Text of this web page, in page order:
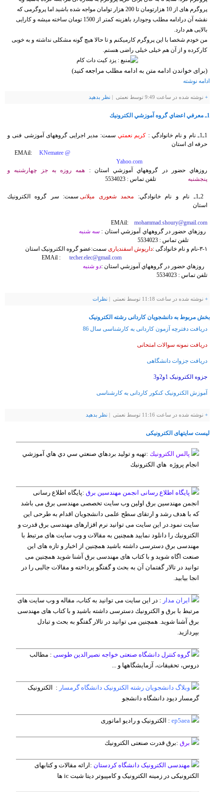
پروگرم های از 10 هزارتومان تا 200 هزار توامان مواجه شده باشید اما پروگرمی که
نقشه آن درادامه مطلب وجودارد باهزینه کمتر از 1500 تومان ساخته میشه و کارایی
بالایی هم دارد.
من خودم شخصا با این پروگرم کارمیکنم و تا حالا هیچ گونه مشکلی نداشته و به خوبی
کارکرده و از آن هم خیلی خیلی راضی هستم.
(برای خواندن ادامه متن به ادامه مطلب مراجعه کنید)
ادامه نوشته
+ نوشته شده در ساعت 9:49 توسط نعمتی | نظر بدهيد
1ـ معرفي اعضاي گروه آموزشي الكترونيك
1ـ1ـ نام و نام خانوادگي : كريم نعمتيسمت: مدیر اجرایی گروههای آموزشی فنی و
حرفه ای استان
EMAil: KNematee @
Yahoo.com
روزهاي حضور در گروههاي آموزشي استان : همه روزه به جز چهارشنبه و
پنجشنبه
تلفن تماس : 5534023
2ـ1ـ نام و نام خانوادگي: محمد شعوری میلانیسمت: سر گروه الكترونيك
استان
EMAil: mohammad.shoury@gmail.com
روزهاي حضور در گروههاي آموزشي استان : سه شنبه
تلفن تماس : 5534023
۳-۱-نام و نام خانوادگی :
داریوش اسفندیاری سمت:عضو گروه الکترونیک استان
techer.elec@gmail.com
روزهاي حضور در گروههاي آموزشي استان :دو شنبه
تلفن تماس : 5534023
+ نوشته شده در ساعت 11:18 توسط نعمتی | نظرات
بخش مربوط به دانشجویان کاردانی رشته الکترونیک
دریافت دفترچه آزمون کاردانی به کارشناسی سال 86
دریافت نمونه سوالات امتحانی
دریافت جزوات دانشگاهی
جزوه الکترونیک 1و2و3
آموزش الکترونیک کنکور کاردانی به کارشناسی
+ نوشته شده در ساعت 11:16 توسط نعمتی | نظر بدهيد
لیست سایتهای الکترونیکی
پالس الكترونيك :تهيه و توليد بردهاي صنعتي سي دي هاي آموزشي
انجام پروژه هاي الكترونيك
پایگاه اطلاع رسانی انجمن مهندسین برق :پایگاه اطلاع رسانی
انجمن مهندسین برق اولین وب سایت تخصصی مهندسی برق می باشد
كه با هدف رشد و ارتقای سطح علمی دانشجویان اقدام به طرحی این
سایت نمود.در این سایت می توانید نرم افزارهای مهندسی برق قدرت و
الكترونیك را دانلود نمایید همچنین به مقالات و وب سایت های مرتبط با
مهندسی برق دسترسی داشته باشید همچنین از اخبار و تازه های این
صنعت اگاه شوید و با کتاب های مهندسی برق آشنا شوید همچنین می
توانید در تالار گفتمان آن به بحث و گفتگو پرداخته و مقالات جالبی را در
انجا بیابید.
ایران مدار : در این سایت می توانید به كتاب، مقاله و وب سایت های
مرتبط با برق و الكترونیك دسترسی داشته باشید و با کتاب های مهندسی
برق آشنا شوید. همچنین می توانید در تالار گفتگو به بحث و تبادل
بپردازید.
گروه کنترل دانشگاه صنعتی خواجه نصیرالدین طوسی : مطالب
دروس، تحقیقات، آزمایشگاهها و ...
وبلاگ دانشجویان رشته الکترونیک دانشگاه گرمسار : الکترونیک
گرمسار دیود دانشگاه دانشجو
ep5aea
: الکترونیک و رادیو اماتوری
برق :برق قدرت صنعتى الكترونیك
مهندسی الکترونیک دانشگاه کردستان : ارائه مقالات و کتابهای
الکترونیکی در زمینه الکترونیک و کامپیوتر دیتا شیت ic ها